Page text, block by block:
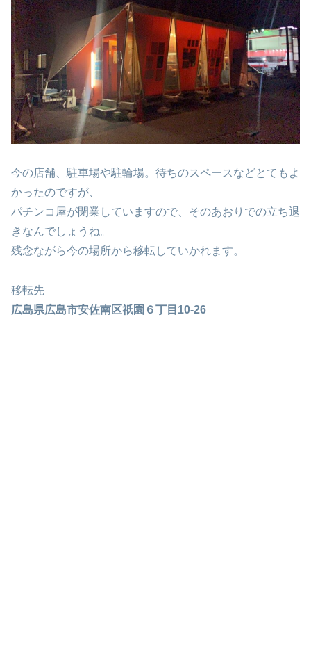
今の店舗、駐車場や駐輪場。待ちのスペースなどとてもよ
かったのですが、
パチンコ屋が閉業していますので、そのあおりでの立ち退
きなんでしょうね。
残念ながら今の場所から移転していかれます。
移転先
広島県広島市安佐南区祇園６丁目10-26